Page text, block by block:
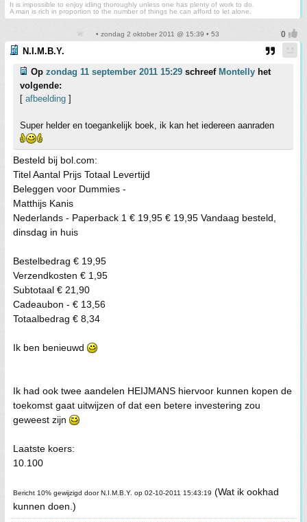
It is impossible to enjoy idling thoroughly unless one has plenty of work to do.
A man is rich in proportion to the number of things he can afford to let alone.
• zondag 2 oktober 2011 @ 15:39 • 53
N.I.M.B.Y.
Op zondag 11 september 2011 15:29 schreef Montelly het
volgende:
[ afbeelding ]
Super helder en toegankelijk boek, ik kan het iedereen aanraden
Besteld bij bol.com:
Titel Aantal Prijs Totaal Levertijd
Beleggen voor Dummies -
Matthijs Kanis
Nederlands - Paperback 1 € 19,95 € 19,95 Vandaag besteld,
dinsdag in huis
Bestelbedrag € 19,95
Verzendkosten € 1,95
Subtotaal € 21,90
Cadeaubon - € 13,56
Totaalbedrag € 8,34
Ik ben benieuwd
Ik had ook twee aandelen HEIJMANS hiervoor kunnen kopen de
toekomst gaat uitwijzen of dat een betere investering zou
geweest zijn
Laatste koers:
10.100
Bericht 10% gewijzigd door N.I.M.B.Y. op 02-10-2011 15:43:19 (Wat ik ookhad
kunnen doen.)